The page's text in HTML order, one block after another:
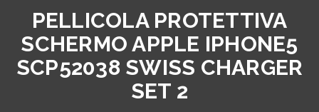
PELLICOLA PROTETTIVA
SCHERMO APPLE IPHONE5
SCP52038 SWISS CHARGER
SET 2